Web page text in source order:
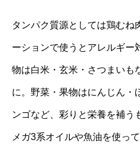
タンパク質源としては鶏むね
ーションで使うとアレルギー
物は白米・玄米・さつまいも
に。野菜・果物はにんじん・
ンゴなど、彩りと栄養を補う
メガ3系オイルや魚油を使っ